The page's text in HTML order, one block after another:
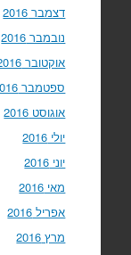
דצמבר 2016
נובמבר 2016
אוקטובר 2016
ספטמבר 2016
אוגוסט 2016
יולי 2016
יוני 2016
מאי 2016
אפריל 2016
מרץ 2016